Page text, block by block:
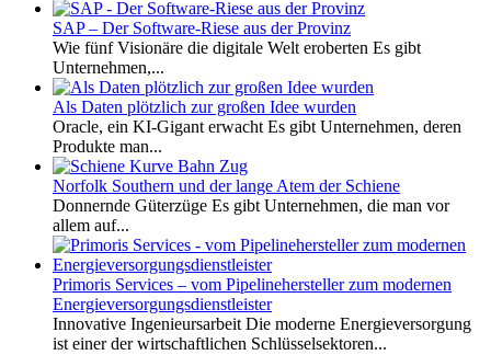
SAP – Der Software-Riese aus der Provinz
Wie fünf Visionäre die digitale Welt eroberten Es gibt
Unternehmen,...
Als Daten plötzlich zur großen Idee wurden
Oracle, ein KI-Gigant erwacht Es gibt Unternehmen, deren
Produkte man...
Norfolk Southern und der lange Atem der Schiene
Donnernde Güterzüge Es gibt Unternehmen, die man vor
allem auf...
Primoris Services – vom Pipelinehersteller zum modernen
Energieversorgungsdienstleister
Innovative Ingenieursarbeit Die moderne Energieversorgung
ist einer der wirtschaftlichen Schlüsselsektoren...